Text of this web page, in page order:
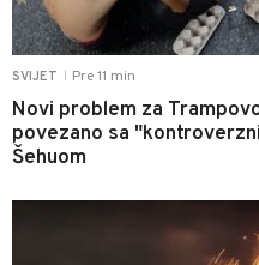
SVIJET Pre 11 min
Novi problem za
povezano sa
Šehuom